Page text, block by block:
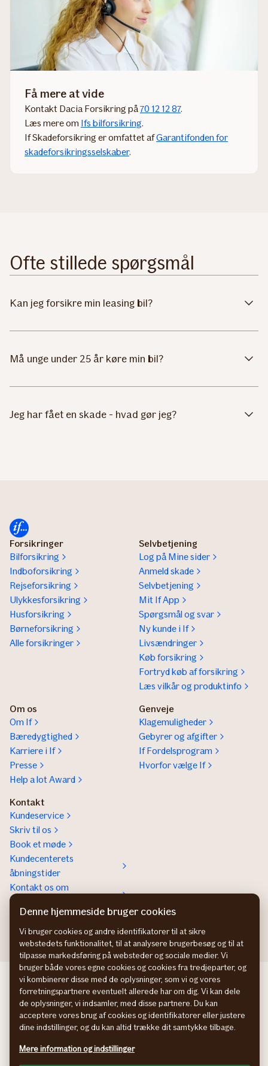
Få mere at vide
Kontakt Dacia Forsikring på70 12 12 87.
Læs mere om Ifs bilforsikring.​​
If Skadeforsikring er omfattet afGarantifonden for
skadeforsikringsselskaber.​
Ofte stillede spørgsmål
Kan jeg forsikre min leasing bil?
Må unge under 25 år køre min bil?
Jeg har fået en skade - hvad gør jeg?
Forsikringer
Bilforsikring
Indboforsikring
Rejseforsikring
Ulykkesforsikring
Husforsikring
Børneforsikring
Alle forsikringer
Selvbetjening
Log på Mine sider
Anmeld skade
Selvbetjening
Mit If App
Spørgsmål og svar
Ny kunde i If
Livsændringer
Køb forsikring
Fortryd køb af forsikring
Læs vilkår og produktinfo
Om os
Om If
Bæredygtighed
Karriere i If
Presse
Help a lot Award
Genveje
Klagemuligheder
Gebyrer og afgifter
If Fordelsprogram
Hvorfor vælge If
Kontakt
Kundeservice
Skriv til os
Book et møde
Kundecenterets
åbningstider
Kontakt os om
Erhvervsforsikringer
In English
If Skadeförsäkring SE
If Skadeforsikring NO
If Vahinkovakuutus FI
Information om tilgængelighed
Cookies
Denne hjemmeside bruger cookies
Vi bruger cookies og andre identifikatorer til at sikre
webstedets funktionalitet, til at analysere brugerbesøg og til at
tilpasse markedsføring på websteder og sociale medier. Vi
bruger både vores egne cookies og cookies fra tredjeparter, og
vi kombinerer disse med de oplysninger, som vi og vores
forretningspartnere eventuelt allerede har om dig. Vi kan dele
de oplysninger, vi indsamler, med disse partnere. Du kan
acceptere vores brug af cookies og identifikatorer eller justere
dine indstillinger, og du kan altid trække dit samtykke tilbage.
Mere information og indstillinger